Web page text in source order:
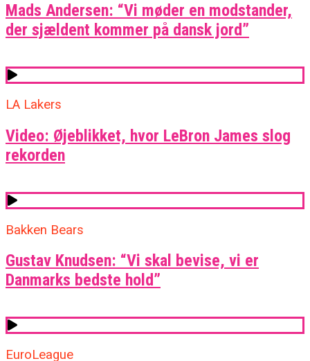
Mads Andersen: “Vi møder en modstander,
der sjældent kommer på dansk jord”
LA Lakers
Video: Øjeblikket, hvor LeBron James slog
rekorden
Bakken Bears
Gustav Knudsen: “Vi skal bevise, vi er
Danmarks bedste hold”
EuroLeague